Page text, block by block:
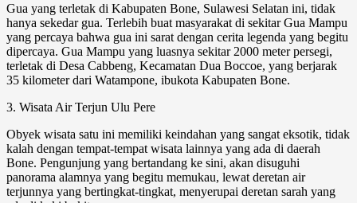
Gua yang terletak di Kabupaten Bone, Sulawesi Selatan ini, tidak
hanya sekedar gua. Terlebih buat masyarakat di sekitar Gua Mampu
yang percaya bahwa gua ini sarat dengan cerita legenda yang begitu
dipercaya. Gua Mampu yang luasnya sekitar 2000 meter persegi,
terletak di Desa Cabbeng, Kecamatan Dua Boccoe, yang berjarak
35 kilometer dari Watampone, ibukota Kabupaten Bone.
3. Wisata Air Terjun Ulu Pere
Obyek wisata satu ini memiliki keindahan yang sangat eksotik, tidak
kalah dengan tempat-tempat wisata lainnya yang ada di daerah
Bone. Pengunjung yang bertandang ke sini, akan disuguhi
panorama alamnya yang begitu memukau, lewat deretan air
terjunnya yang bertingkat-tingkat, menyerupai deretan sarah yang